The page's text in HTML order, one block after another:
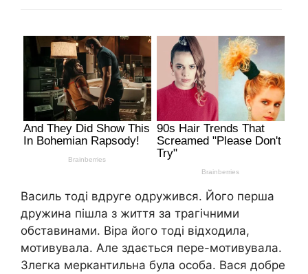
Василь тоді вдруге одружився. Його перша
дружина пішла з життя за трагічними
обставинами. Віра його тоді відходила,
мотивувала. Але здається пере-мотивувала.
Злегка меркантильна була особа. Вася добре